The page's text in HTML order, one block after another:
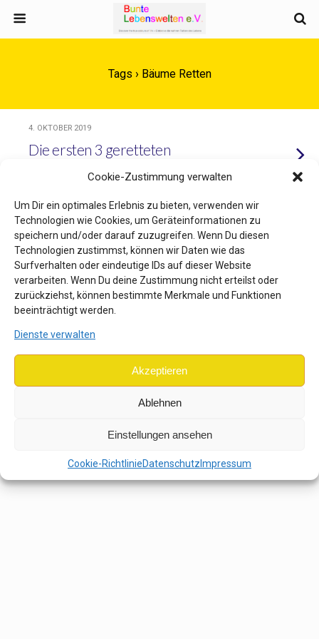
Cookie-Zustimmung verwalten
Um Dir ein optimales Erlebnis zu bieten, verwenden wir
Technologien wie Cookies, um Geräteinformationen zu
speichern und/oder darauf zuzugreifen. Wenn Du diesen
Technologien zustimmst, können wir Daten wie das
Surfverhalten oder eindeutige IDs auf dieser Website
verarbeiten. Wenn Du deine Zustimmung nicht erteilst oder
zurückziehst, können bestimmte Merkmale und Funktionen
beeinträchtigt werden.
Dienste verwalten
Akzeptieren
Ablehnen
Einstellungen ansehen
Cookie-RichtlinieDatenschutz Impressum
Tags › Bäume Retten
4. OKTOBER 2019
Die ersten 3 geretteten
Obstbäume
Zum Seitenanfang
Mobil Desktop